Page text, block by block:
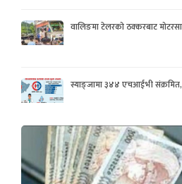
वालिङमा टेलरको ठक्करबाट
स्याङ्जामा ३४४ एचआईभी